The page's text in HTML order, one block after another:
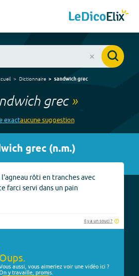
Dictionnaire sandwich grec
grec»
exactaucunesuggestion
grec (n.m.)
rôti en tranches avec
farci servi dans un pain
Il y a un souci ?
Oups.
aussi, vous aimeriez voir une vidéo ici ?
y travaille, promis.